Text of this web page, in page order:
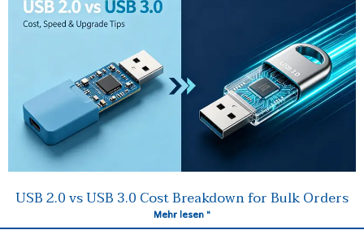
USB 2.0 vs USB 3.0 Cost Breakdown for Bulk Orders
Mehr lesen "